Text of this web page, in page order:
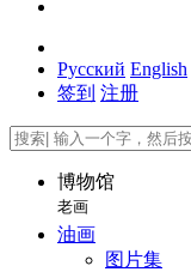
Русский English
签到 注册
博物馆
老画
油画
图片集